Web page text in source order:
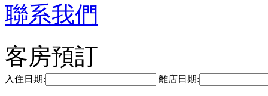
聯系我們
客房預訂
入住日期: 離店日期: